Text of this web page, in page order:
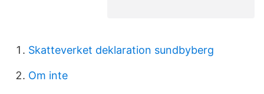
Skatteverket deklaration sundbyberg
Om inte